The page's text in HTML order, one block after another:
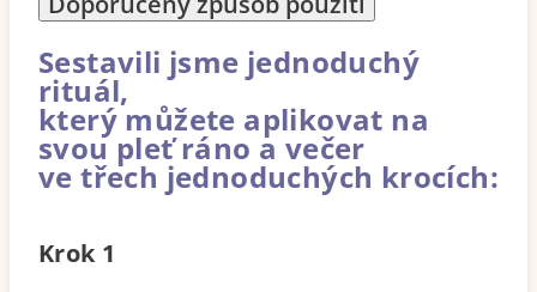
Sestavili jsme jednoduchý
rituál,
který můžete aplikovat na
svou pleť ráno a večer
ve třech jednoduchých krocích:
Krok 1